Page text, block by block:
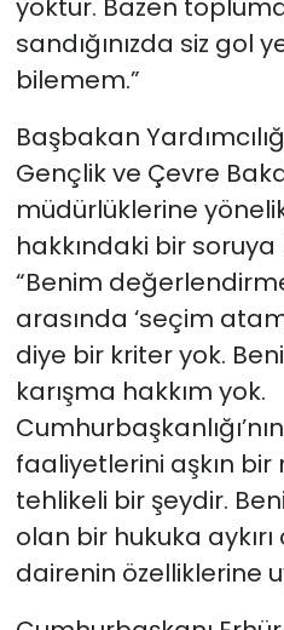
yoktur. Bazen topluma
sandığınızda siz gol
bilemem.”
Başbakan
Gençlik ve Çevre
müdürlüklerine
hakkındaki bir soruya
“Benim
arasında ‘seçim
diye bir kriter yok.
karışma hakkım yok.
faaliyetlerini aşkın bir
tehlikeli bir şeydir.
olan bir hukuka
dairenin özelliklerine